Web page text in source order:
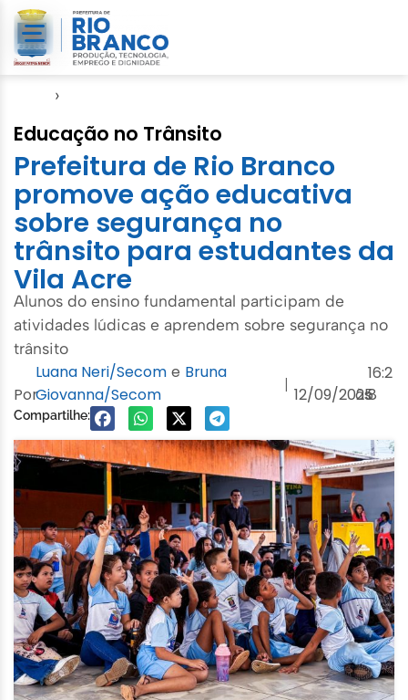
›
Educação no Trânsito
Prefeitura de Rio Branco
promove ação educativa
sobre segurança no
trânsito para estudantes da
Vila Acre
Alunos do ensino fundamental participam de
atividades lúdicas e aprendem sobre segurança no
trânsito
Por
Luana Neri/Secom e Bruna
Giovanna/Secom
|
12/09/2025
às
16:2
8
Compartilhe: